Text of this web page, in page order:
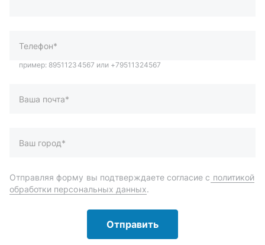
Отправить
Автозапчасти и комплектующие